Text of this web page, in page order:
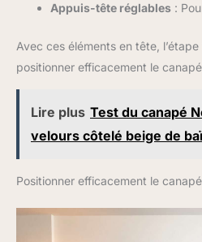
Appuis-tête réglables :
Avec ces éléments en tête,
positionner efficacement le canapé
Lire plus Test du canapé
velours côtelé beige de
Positionner efficacement le